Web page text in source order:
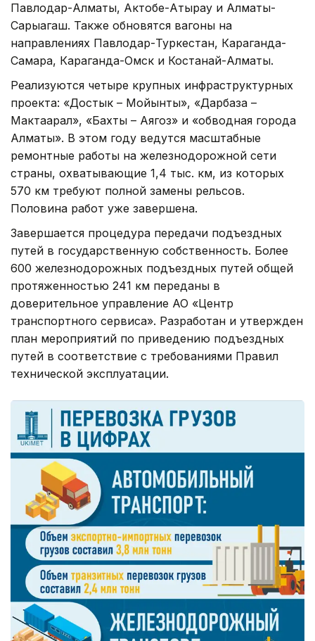
Павлодар-Алматы, Актобе-Атырау и Алматы-
Сарыагаш. Также обновятся вагоны на
направлениях Павлодар-Туркестан, Караганда-
Самара, Караганда-Омск и Костанай-Алматы.
Реализуются четыре крупных инфраструктурных
проекта: «Достык – Мойынты», «Дарбаза –
Мактаарал», «Бахты – Аягоз» и «обводная города
Алматы». В этом году ведутся масштабные
ремонтные работы на железнодорожной сети
страны, охватывающие 1,4 тыс. км, из которых
570 км требуют полной замены рельсов.
Половина работ уже завершена.
Завершается процедура передачи подъездных
путей в государственную собственность. Более
600 железнодорожных подъездных путей общей
протяженностью 241 км переданы в
доверительное управление АО «Центр
транспортного сервиса». Разработан и утвержден
план мероприятий по приведению подъездных
путей в соответствие с требованиями Правил
технической эксплуатации.